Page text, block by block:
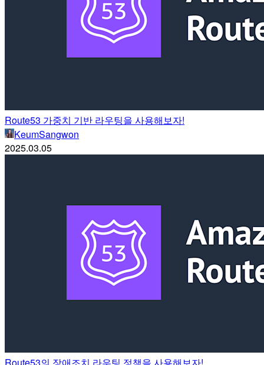
Route53 가중치 기반 라우팅을 사용해보자!
KeumSangwon
2025.03.05